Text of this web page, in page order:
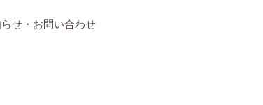
せ・お問い合わせ